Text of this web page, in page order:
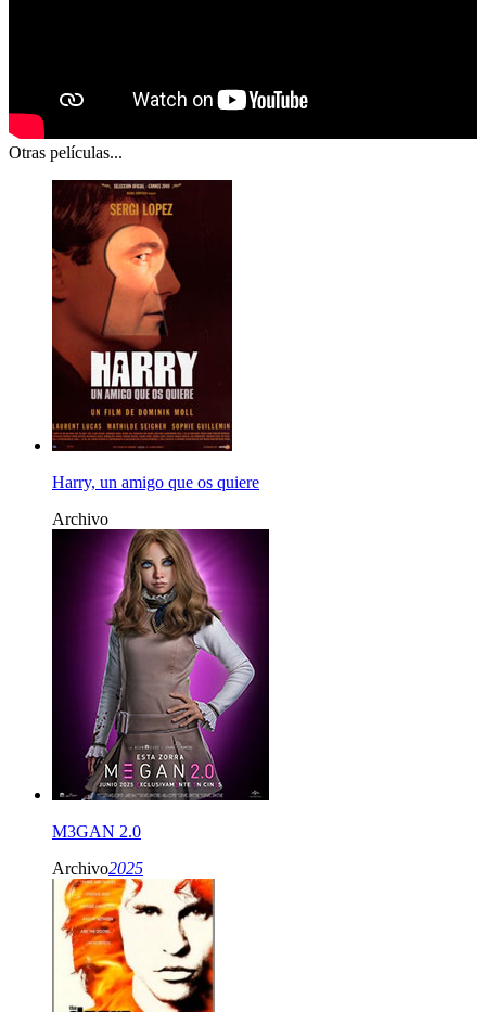
Otras películas...
Harry, un amigo que os quiere
Archivo
M3GAN 2.0
Archivo2025